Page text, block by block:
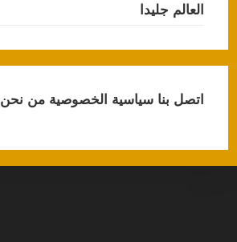
العالم جليدا
اتصل بناسياسية الخصوصيةمن نحن